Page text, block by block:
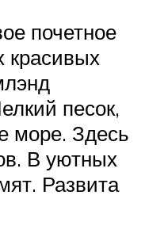
почетное
красивых
песок,
море. Здесь
В уютных
Развита